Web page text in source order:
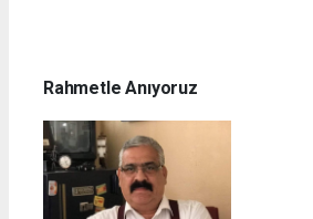
Rahmetle Anıyoruz